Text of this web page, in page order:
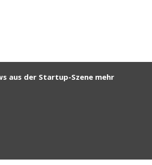
aus der Startup-Szene mehr